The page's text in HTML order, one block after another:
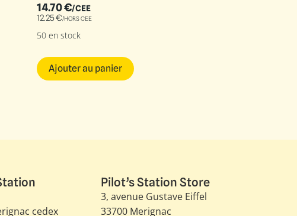
14.70€/CEE
12.25€/HORS CEE
50 en stock
Ajouter au panier
cedex
Pilot’s Station Store
3, avenue Gustave Eiffel​
33700 Merignac